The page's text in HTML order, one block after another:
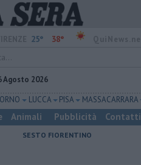
25° 38°
Agosto 2026
LUCCA PISA MASSA CARRARA
Animali Pubblicità Contatti
SESTO FIORENTINO